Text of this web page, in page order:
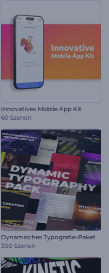
Innovatives Mobile App Kit
60 Szenen
Dynamisches Typografie-Paket
300 Szenen